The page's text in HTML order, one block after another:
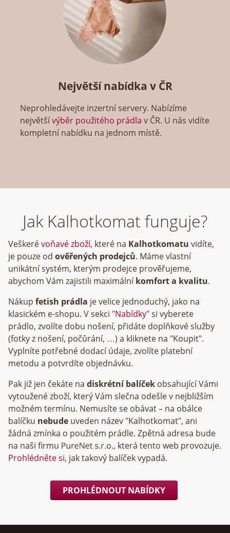
Největší nabídka v ČR
Neprohledávejte inzertní servery. Nabízíme
největšívýběr použitého prádla v ČR. U nás vidíte
kompletní nabídku na jednom místě.
Jak Kalhotkomat funguje?
Veškerévoňavé zboží, které na Kalhotkomatu vidíte,
je pouze od ověřených prodejců. Máme vlastní
unikátní systém, kterým prodejce prověřujeme,
abychom Vám zajistili maximálníkomfort a kvalitu.
Nákup fetish prádla je velice jednoduchý, jako na
klasickém e-shopu. V sekci "Nabídky" si vyberete
prádlo, zvolíte dobu nošení, přidáte doplňkové služby
(fotky z nošení, počůrání, …) a kliknete na "Koupit".
Vyplníte potřebné dodací údaje, zvolíte platební
metodu a potvrdíte objednávku.
Pak již jen čekáte na diskrétní balíček obsahující Vámi
vytoužené zboží, který Vám slečna odešle v nejbližším
možném termínu. Nemusíte se obávat – na obálce
balíčku nebude uveden název "Kalhotkomat", ani
žádná zmínka o použitém prádle. Zpětná adresa bude
na naši firmu
, která tento web provozuje.
Prohlédněte si, jak takový balíček vypadá.
PROHLÉDNOUT NABÍDKY